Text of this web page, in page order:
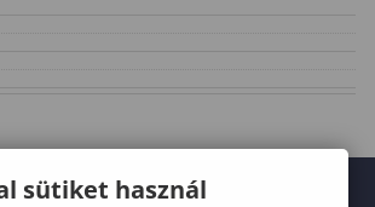
sütiket használ